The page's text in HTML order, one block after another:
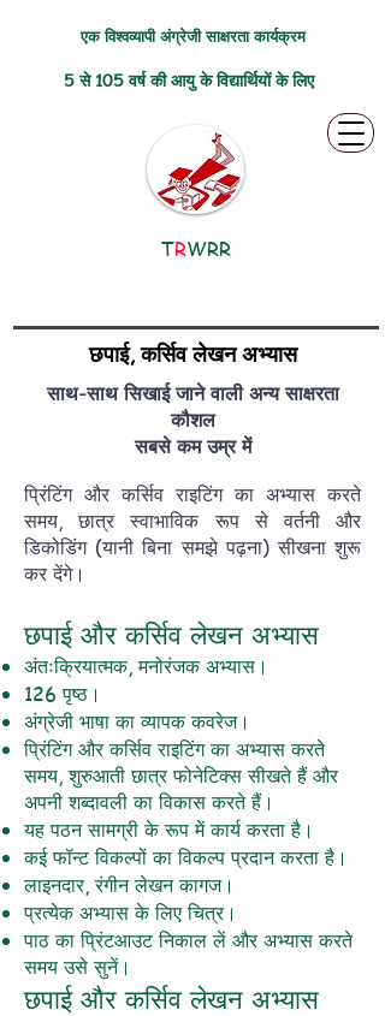
एक विश्वव्यापी अंग्रेजी साक्षरता कार्यक्रम
5 से 105 वर्ष की आयु के विद्यार्थियों के लिए
TRWRR
छपाई, कर्सिव लेखन अभ्यास
साथ-साथ सिखाई जाने वाली अन्य साक्षरता
कौशल
सबसे कम उम्र में
प्रिंटिंग और कर्सिव राइटिंग का अभ्यास करते
समय, छात्र स्वाभाविक रूप से वर्तनी और
डिकोडिंग (यानी बिना समझे पढ़ना) सीखना शुरू
कर देंगे।
छपाई और कर्सिव लेखन अभ्यास
अंतःक्रियात्मक, मनोरंजक अभ्यास।
126 पृष्ठ।
अंग्रेजी भाषा का व्यापक कवरेज।
प्रिंटिंग और कर्सिव राइटिंग का अभ्यास करते
समय, शुरुआती छात्र फोनेटिक्स सीखते हैं और
अपनी शब्दावली का विकास करते हैं।
यह पठन सामग्री के रूप में कार्य करता है।
कई फॉन्ट विकल्पों का विकल्प प्रदान करता है।
लाइनदार, रंगीन लेखन कागज।
प्रत्येक अभ्यास के लिए चित्र।
पाठ का प्रिंटआउट निकाल लें और अभ्यास करते
समय उसे सुनें।
छपाई और कर्सिव लेखन अभ्यास